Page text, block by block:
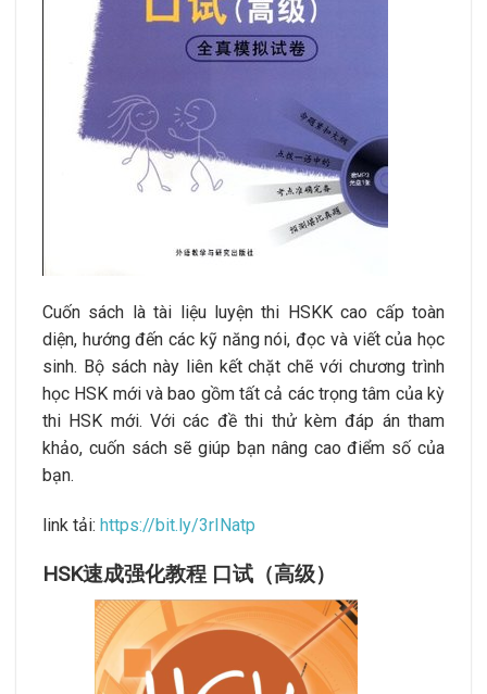
Cuốn sách là tài liệu luyện thi HSKK cao cấp toàn
diện, hướng đến các kỹ năng nói, đọc và viết của học
sinh. Bộ sách này liên kết chặt chẽ với chương trình
học HSK mới và bao gồm tất cả các trọng tâm của kỳ
thi HSK mới. Với các đề thi thử kèm đáp án tham
khảo, cuốn sách sẽ giúp bạn nâng cao điểm số của
bạn.
link tải: https://bit.ly/3rINatp
HSK速成强化教程 口试（高级）